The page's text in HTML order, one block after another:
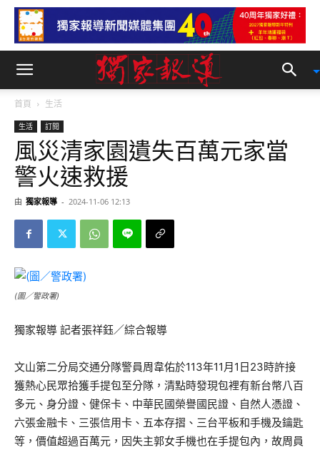
首頁 生活
生活 訂閱
風災清家園遺失百萬元家當
警火速救援
由 獨家報導 - 2024-11-06 12:13
(圖／警政署)
獨家報導 記者張祥鈺／綜合報導
文山第二分局交通分隊警員周韋佑於113年11月1日23時許接
獲熱心民眾拾獲手提包至分隊，清點時發現包裡有新台幣八百
多元、身分證、健保卡、中華民國榮譽國民證、自然人憑證、
六張金融卡、三張信用卡、五本存摺、三台平板和手機及鑰匙
等，價值超過百萬元，因失主郭女手機也在手提包內，故周員